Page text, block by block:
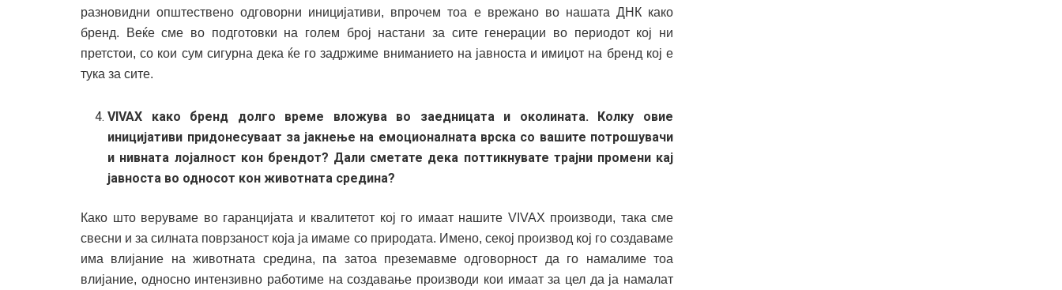
разновидни општествено одговорни иницијативи, впрочем тоа е врежано во нашата ДНК како
бренд. Веќе сме во подготовки на голем број настани за сите генерации во периодот кој ни
претстои, со кои сум сигурна дека ќе го задржиме вниманието на јавноста и имиџот на бренд кој е
тука за сите.
VIVAX како бренд долго време вложува во заедницата и околината. Колку овие
иницијативи придонесуваат за јакнење на емоционалната врска со вашите потрошувачи
и нивната лојалност кон брендот? Дали сметате дека поттикнувате трајни промени кај
јавноста во односот кон животната средина?
Како што веруваме во гаранцијата и квалитетот кој го имаат нашите VIVAX производи, така сме
свесни и за силната поврзаност која ја имаме со природата. Имено, секој производ кој го создаваме
има влијание на животната средина, па затоа преземавме одговорност да го намалиме тоа
влијание, односно интензивно работиме на создавање производи кои имаат за цел да ја намалат